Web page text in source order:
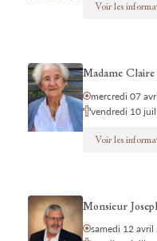
Voir les
Madame
mercredi 07
vendredi 10
Voir les
Monsieur
samedi 12 avril